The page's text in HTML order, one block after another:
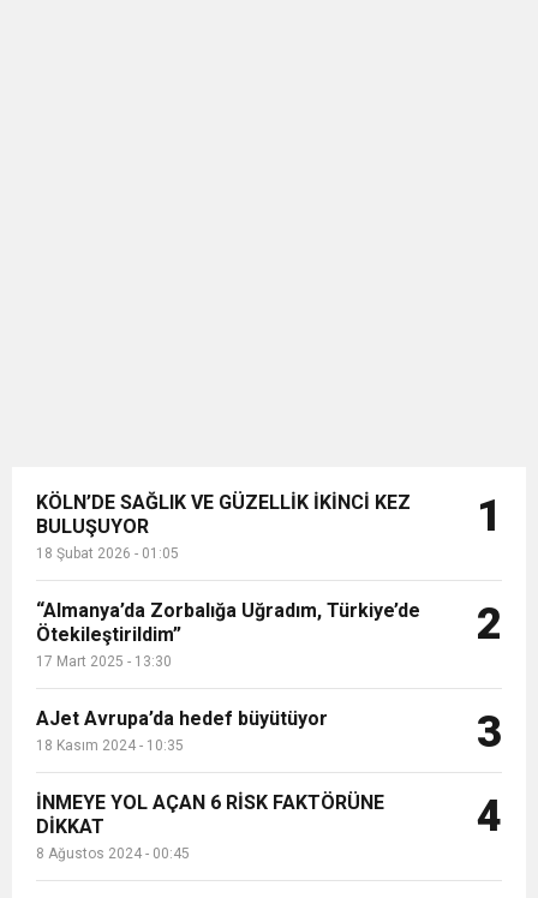
KÖLN’DE SAĞLIK VE GÜZELLİK İKİNCİ KEZ
BULUŞUYOR
18 Şubat 2026 - 01:05
1
“Almanya’da Zorbalığa Uğradım, Türkiye’de
Ötekileştirildim”
17 Mart 2025 - 13:30
2
AJet Avrupa’da hedef büyütüyor
18 Kasım 2024 - 10:35 3
İNMEYE YOL AÇAN 6 RİSK FAKTÖRÜNE
DİKKAT
8 Ağustos 2024 - 00:45
4